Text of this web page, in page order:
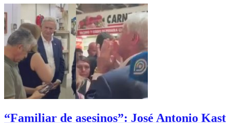
“Familiar de asesinos”: José Antonio Kast